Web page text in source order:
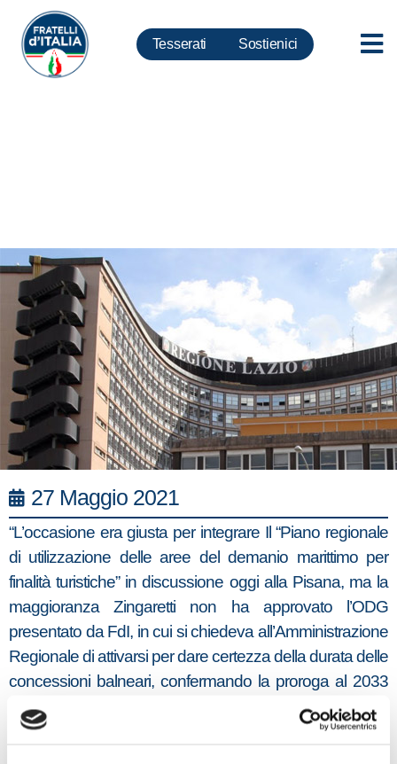
Tesserati Sostienici
27 Maggio 2021
“L’occasione era giusta per integrare Il “Piano regionale
di utilizzazione delle aree del demanio marittimo per
finalità turistiche” in discussione oggi alla Pisana, ma la
maggioranza Zingaretti non ha approvato l’ODG
presentato da FdI, in cui si chiedeva all’Amministrazione
Regionale di attivarsi per dare certezza della durata delle
concessioni balneari, confermando la proroga al 2033
stabilita dal governo, uniformandole in tutti i comuni del
Lazio, consentendo in tal modo agli imprenditori di